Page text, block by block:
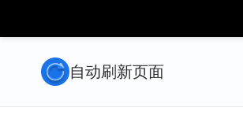
自动刷新页面